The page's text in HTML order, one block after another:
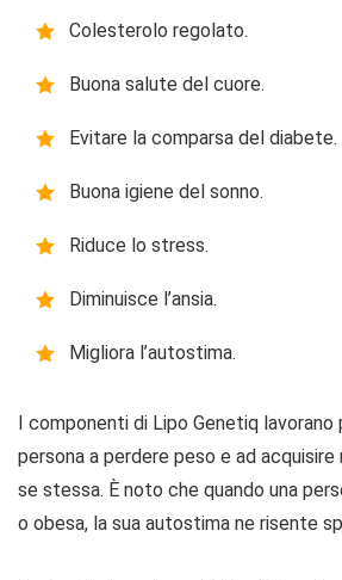
Colesterolo regolato.
Buona salute del cuore.
Evitare la comparsa del diabete.
Buona igiene del sonno.
Riduce lo stress.
Diminuisce l’ansia.
Migliora l’autostima.
I componenti di Lipo Genetiq lavorano
persona a perdere peso e ad acquisire
se stessa. È noto che quando una
o obesa, la sua autostima ne risente